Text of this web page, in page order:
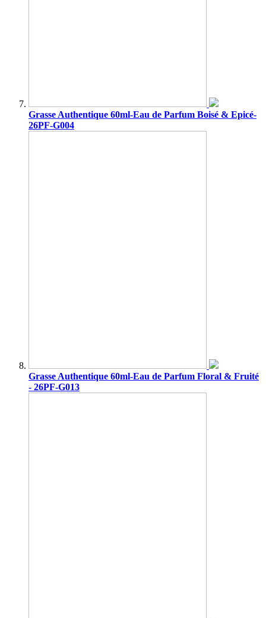
Grasse Authentique 60ml-Eau de Parfum Boisé & Epicé-
26PF-G004
Grasse Authentique 60ml-Eau de Parfum Floral & Fruité
- 26PF-G013